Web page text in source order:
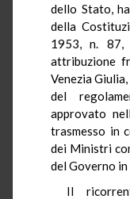
dello Stato,
della
1953, n.
attribuzione
Venezia
del
approvato
trasmesso in
dei Ministri
del Governo
Il